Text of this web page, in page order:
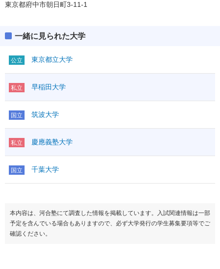
東京都府中市朝日町3-11-1
一緒に見られた大学
公立 東京都立大学
私立 早稲田大学
国立 筑波大学
私立 慶應義塾大学
国立 千葉大学
本内容は、河合塾にて調査した情報を掲載しています。入試関連情報は一部
予定を含んでいる場合もありますので、必ず大学発行の学生募集要項等でご
確認ください。